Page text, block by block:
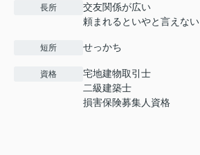
長所
交友関係が広い
頼まれるといやと言えない
短所 せっかち
資格
宅地建物取引士
二級建築士
損害保険募集人資格